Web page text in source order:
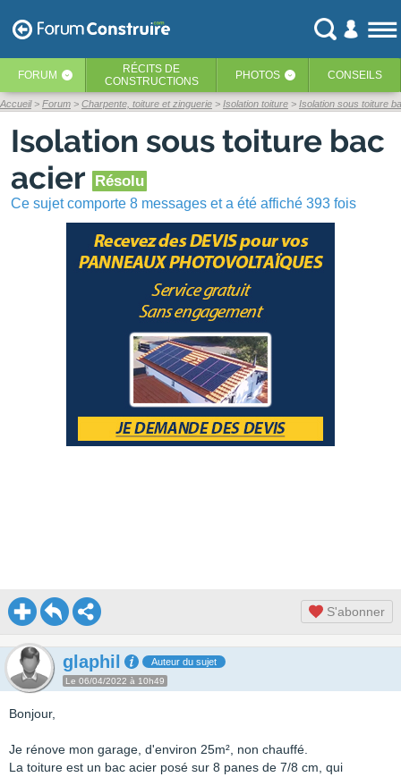
FORUM ‹ RÉCITS DE
CONSTRUCTIONS
PHOTOS ‹ CONSEILS
Accueil Forum Charpente, toiture et zinguerie Isolation toiture Isolation sous toiture
Isolation sous toiture bac
acier
Résolu
Ce sujet comporte 8 messages et a été affiché 393 fois
S'abonner
glaphil Auteur du sujet
Le 06/04/2022 à 10h49
Bonjour,
Je rénove mon garage, d'environ 25m², non chauffé.
La toiture est un bac acier posé sur 8 panes de 7/8 cm, qui